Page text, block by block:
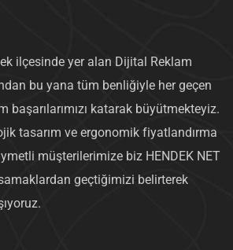
ilçesinde yer alan Dijital Reklam
bu yana tüm benliğiyle her geçen
başarılarımızı katarak büyütmekteyiz.
tasarım ve ergonomik fiyatlandırma
müşterilerimize biz HENDEK NET
geçtiğimizi belirterek